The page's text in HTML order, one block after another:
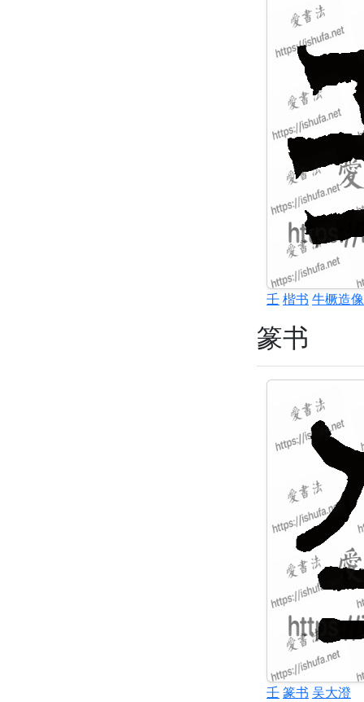
壬楷书 牛橛造像
篆书
壬篆书 吴大澄